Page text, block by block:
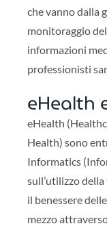
che vanno dalla
monitoraggio
informazioni
professionisti
eHealth
eHealth
Health) sono
Informatics
sull’utilizzo
il benessere
mezzo